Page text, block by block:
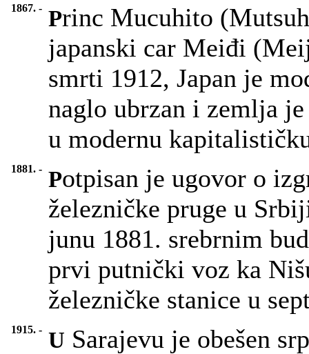
1867. - Princ Mucuhito
japanski car Meiđi
smrti 1912, Japan je
naglo ubrzan i zemlja
u modernu
1881. - Potpisan je ugovor o
železničke pruge u
junu 1881. srebrnim
prvi putnički voz ka
železničke stanice u
1915. - U Sarajevu je obešen